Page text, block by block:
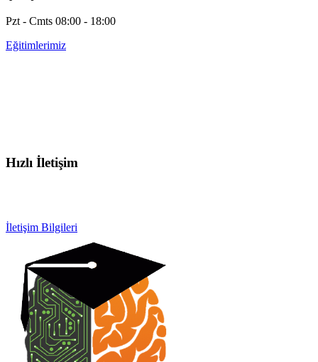
Pzt - Cmts 08:00 - 18:00
Eğitimlerimiz
Hızlı İletişim
İletişim Bilgileri